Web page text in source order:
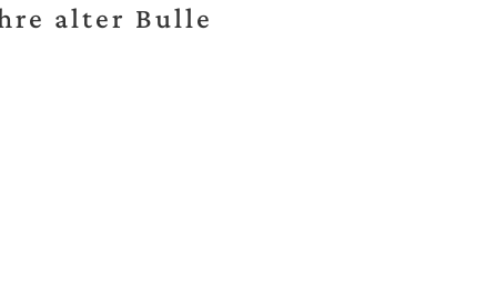
alter Bulle